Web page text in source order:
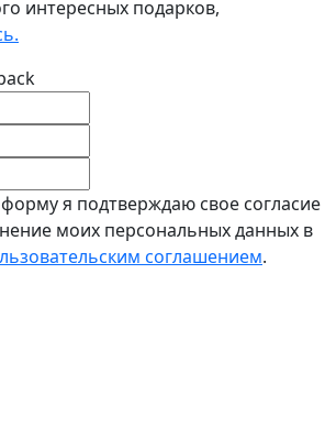
интересных подарков,
я подтверждаю свое согласие
моих персональных данных в
соглашением.